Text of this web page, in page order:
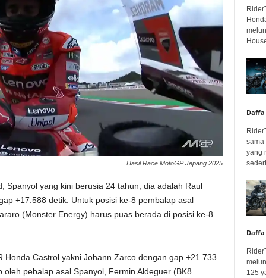
Hasil Race MotoGP Jepang 2025
Spanyol yang kini berusia 24 tahun, dia adalah Raul
+17.588 detik. Untuk posisi ke-8 pembalap asal
(Monster Energy) harus puas berada di posisi ke-8
Castrol yakni Johann Zarco dengan gap +21.733
pebalap asal Spanyol, Fermin Aldeguer (BK8
Daffa
yang
Daffa
125